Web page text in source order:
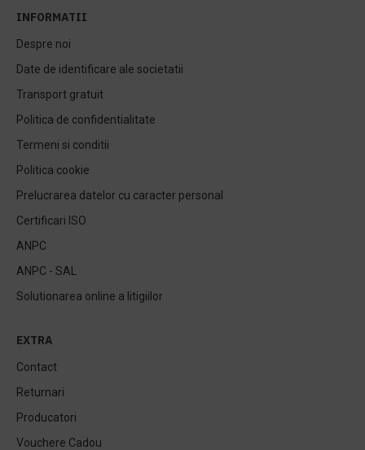
INFORMATII
Despre noi
Date de identificare ale societatii
Transport gratuit
Politica de confidentialitate
Termeni si conditii
Politica cookie
Prelucrarea datelor cu caracter personal
Certificari ISO
ANPC
ANPC - SAL
Solutionarea online a litigiilor
EXTRA
Contact
Returnari
Producatori
Vouchere Cadou